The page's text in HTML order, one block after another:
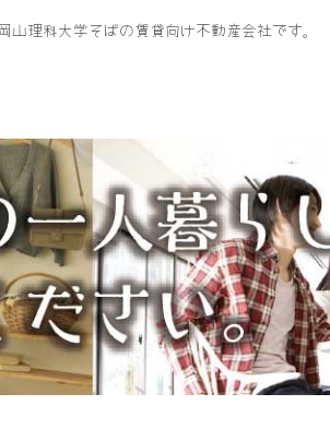
理科大学そばの賃貸向け不動産会社です。